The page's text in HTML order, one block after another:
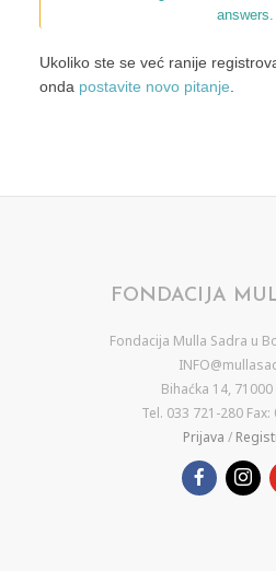
answers.
Ukoliko ste se već ranije
onda postavite novo pitanje.
FONDACIJA
Fondacija Mulla Sadra u
Bihaćka 14,
Tel. 033 721-280 Fax:
Prijava /